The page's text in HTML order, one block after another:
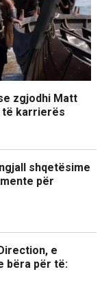
zgjodhi Matt
të karrierës
shqetësime
për
e
bëra për të: